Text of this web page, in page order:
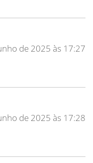
de 2025 às 17:27
de 2025 às 17:28